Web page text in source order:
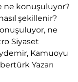
ne konuşuluyor?
şekillenir?
ne
Siyaset
Kamuoyu
Yazarı